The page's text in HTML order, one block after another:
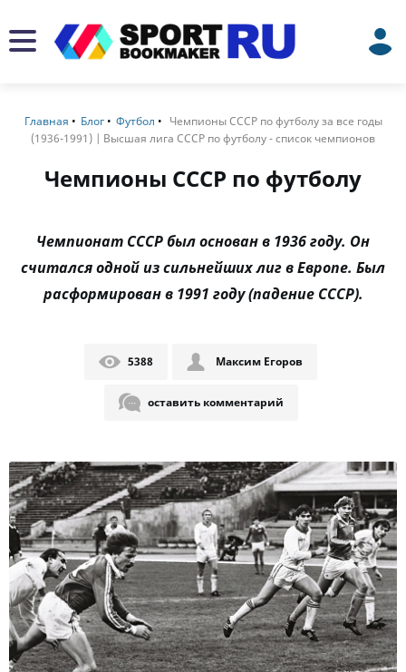
Главная Блог Футбол
Чемпионы СССР по футболу за все годы
(1936-1991) | Высшая лига СССР по футболу - список чемпионов
Чемпионы СССР по футболу
Чемпионат СССР был основан в 1936 году. Он
считался одной из сильнейших лиг в Европе. Был
расформирован в 1991 году (падение СССР).
5388 Максим Егоров
оставить комментарий